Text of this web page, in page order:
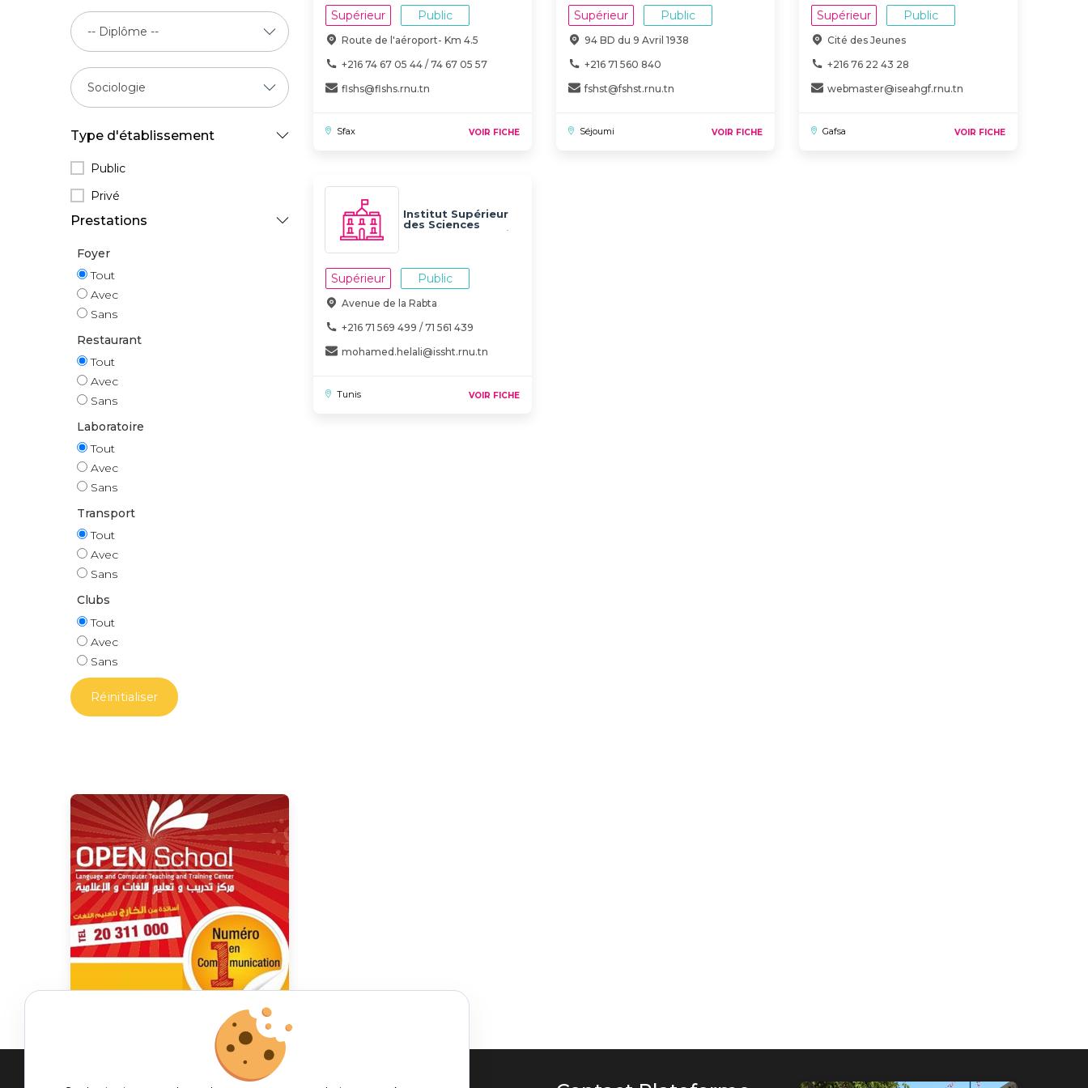
Type d'établissement
Public
Privé
Prestations
Foyer
Tout
Avec
Sans
Restaurant
Tout
Avec
Sans
Laboratoire
Tout
Avec
Sans
Transport
Tout
Avec
Sans
Clubs
Tout
Avec
Sans
Réinitialiser
Supérieur Public
Route de l'aéroport- Km 4.5
+216 74 67 05 44 / 74 67 05 57
flshs@flshs.rnu.tn
Sfax VOIR FICHE
Supérieur Public
94 BD du 9 Avril 1938
+216 71 560 840
fshst@fshst.rnu.tn
Séjoumi VOIR FICHE
Supérieur Public
Cité des Jeunes
+216 76 22 43 28
webmaster@iseahgf.rnu.tn
Gafsa VOIR FICHE
Institut Supérieur
des Sciences
Humaines de Tunis
Supérieur Public
Avenue de la Rabta
+216 71 569 499 / 71 561 439
mohamed.helali@issht.rnu.tn
Tunis VOIR FICHE